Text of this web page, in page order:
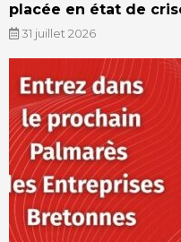
placée en état de
31 juillet 2026